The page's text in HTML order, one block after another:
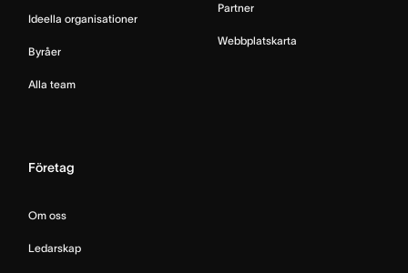
Ideella organisationer
Byråer
Alla team
Partner
Webbplatskarta
Företag
Om oss
Ledarskap